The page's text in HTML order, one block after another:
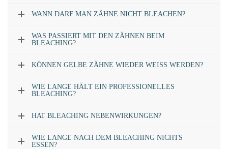
WANN DARF MAN ZÄHNE NICHT BLEACHEN?
WAS PASSIERT MIT DEN ZÄHNEN BEIM
BLEACHING?
KÖNNEN GELBE ZÄHNE WIEDER WEISS WERDEN?
WIE LANGE HÄLT EIN PROFESSIONELLES
BLEACHING?
HAT BLEACHING NEBENWIRKUNGEN?
WIE LANGE NACH DEM BLEACHING NICHTS
ESSEN?